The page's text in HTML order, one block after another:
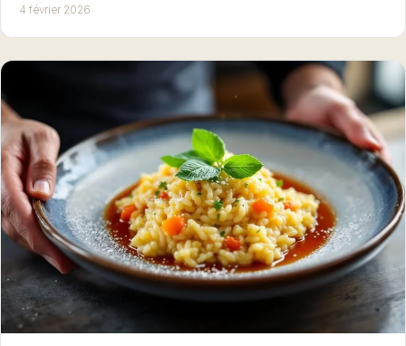
4 février 2026